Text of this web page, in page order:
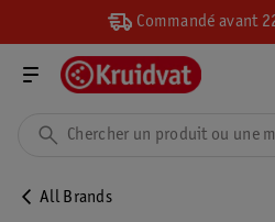
Commandé avant
All Brands